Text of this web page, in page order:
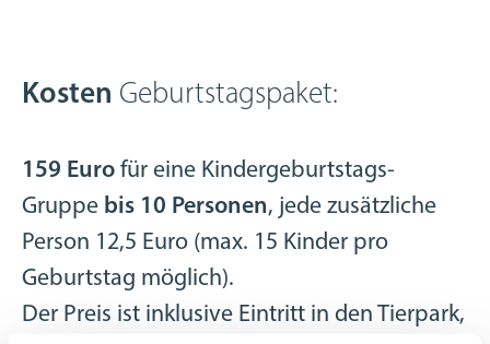
Kosten Geburtstagspaket:
159 Euro für eine Kindergeburtstags-
Gruppe bis 10 Personen, jede zusätzliche
Person 12,5 Euro (max. 15 Kinder pro
Geburtstag möglich).
Der Preis ist inklusive Eintritt in den Tierpark,